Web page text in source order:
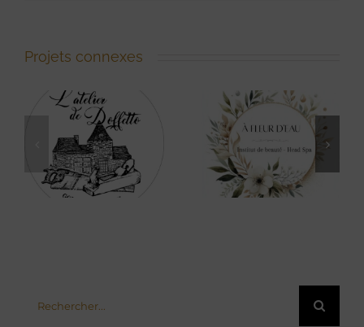
Projets connexes
A Fleur d’Eau
Atelier Le Fil
à la Patte